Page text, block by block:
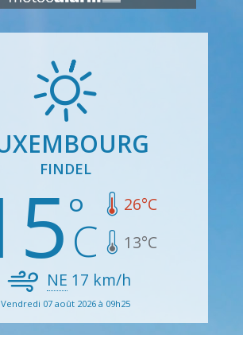
FINDEL
26°C
13°C
NE 17 km/h
Vendredi 07 août 2026 à 09h25